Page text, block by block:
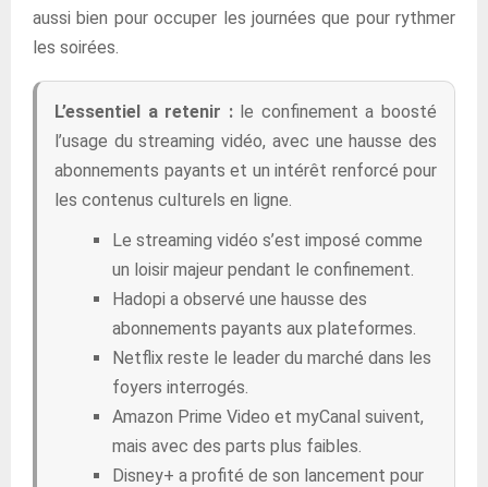
aussi bien pour occuper les journées que pour rythmer
les soirées.
L’essentiel a retenir :le confinement a boosté
l’usage du streaming vidéo, avec une hausse des
abonnements payants et un intérêt renforcé pour
les contenus culturels en ligne.
Le streaming vidéo s’est imposé comme
un loisir majeur pendant le confinement.
Hadopi a observé une hausse des
abonnements payants aux plateformes.
Netflix reste le leader du marché dans les
foyers interrogés.
Amazon Prime Video et myCanal suivent,
mais avec des parts plus faibles.
Disney+ a profité de son lancement pour